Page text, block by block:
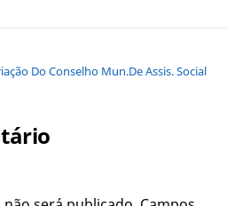
Do Conselho Mun.de Assis. Social